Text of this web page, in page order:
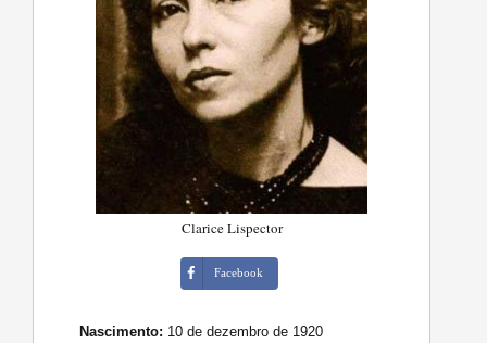
Clarice Lispector
Facebook
Nascimento: 10 de dezembro de 1920